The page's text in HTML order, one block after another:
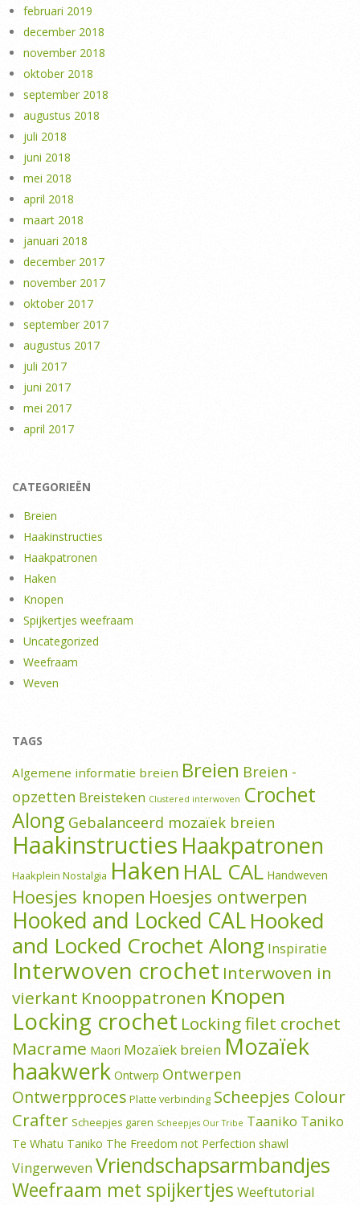
februari 2019
december 2018
november 2018
oktober 2018
september 2018
augustus 2018
juli 2018
juni 2018
mei 2018
april 2018
maart 2018
januari 2018
december 2017
november 2017
oktober 2017
september 2017
augustus 2017
juli 2017
juni 2017
mei 2017
april 2017
CATEGORIEËN
Breien
Haakinstructies
Haakpatronen
Haken
Knopen
Spijkertjes weefraam
Uncategorized
Weefraam
Weven
TAGS
Algemene informatie breien Breien Breien -
opzetten Breisteken Clustered interwoven Crochet
Along Gebalanceerd mozaïek breien
Haakinstructies Haakpatronen
Haakplein Nostalgia Haken HAL CAL Handweven
Hoesjes knopen Hoesjes ontwerpen
Hooked and Locked CALHooked
and Locked Crochet Along Inspiratie
Interwoven crochet Interwoven in
vierkant Knooppatronen Knopen
Locking crochet Locking filet crochet
Macrame Maori Mozaïek breien Mozaïek
haakwerk Ontwerp Ontwerpen
Ontwerpproces Platte verbinding Scheepjes Colour
Crafter Scheepjes garen Scheepjes Our Tribe Taaniko Taniko
Te Whatu Taniko The Freedom not Perfection shawl
VingerwevenVriendschapsarmbandjes
Weefraam met spijkertjes Weeftutorial